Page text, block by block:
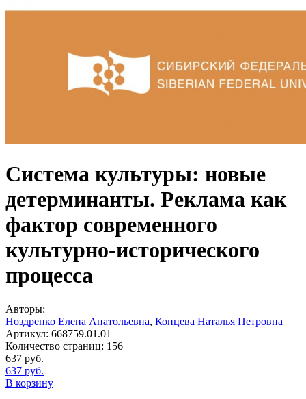
Система культуры: новые
детерминанты. Реклама как
фактор современного
культурно-исторического
процесса
Авторы:
Ноздренко Елена Анатольевна, Копцева Наталья Петровна
Артикул: 668759.01.01
Количество страниц: 156
637 руб.
637 руб.
В корзину